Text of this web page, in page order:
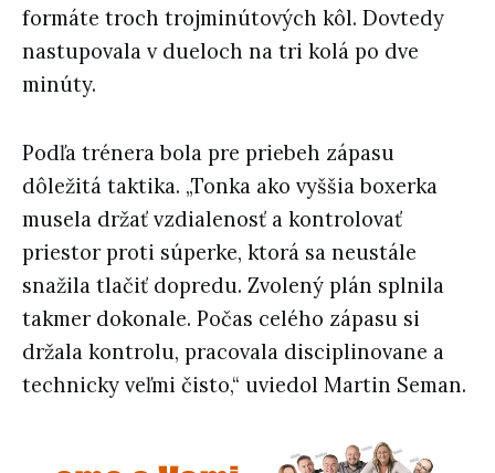
formáte troch trojminútových kôl. Dovtedy
nastupovala v dueloch na tri kolá po dve
minúty.
Podľa trénera bola pre priebeh zápasu
dôležitá taktika. „Tonka ako vyššia boxerka
musela držať vzdialenosť a kontrolovať
priestor proti súperke, ktorá sa neustále
snažila tlačiť dopredu. Zvolený plán splnila
takmer dokonale. Počas celého zápasu si
držala kontrolu, pracovala disciplinovane a
technicky veľmi čisto,“ uviedol Martin Seman.